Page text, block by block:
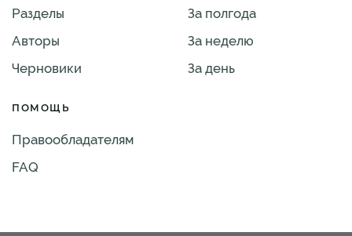
Разделы
Авторы
Черновики
За полгода
За неделю
За день
ПОМОЩЬ
Правообладателям
FAQ